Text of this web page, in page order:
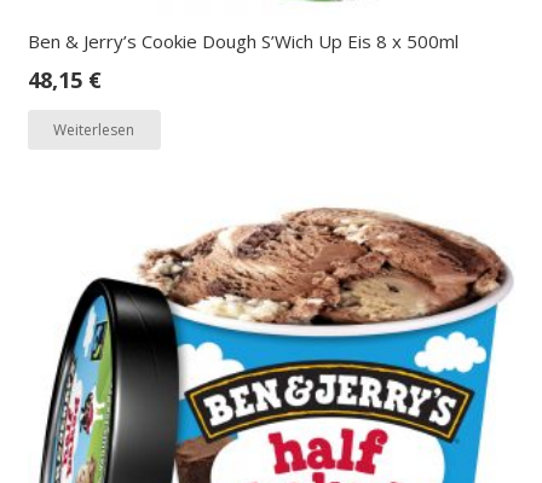
Ben & Jerry’s Cookie Dough S’Wich Up Eis 8 x 500ml
48,15 €
Weiterlesen